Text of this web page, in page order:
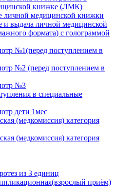
книжке (ЛМК)
личной медицинской книжки
выдача личной медицинской
формата) с голограммой
№1(перед поступлением в
№2 (перед поступлением в
№3
в специальные
дети 1мес
(медкомиссия) категория
(медкомиссия) категория
из 3 единиц
приём)